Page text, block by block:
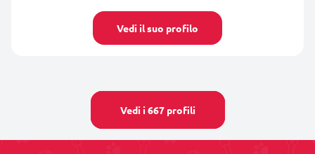
Vedi il suo profilo
Vedi i 667 profili